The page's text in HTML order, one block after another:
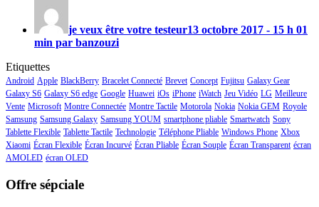
je veux être votre testeur13 octobre 2017 - 15 h 01
min par banzouzi
Etiquettes
Android Apple BlackBerry Bracelet Connecté Brevet Concept Fujitsu Galaxy Gear
Galaxy S6 Galaxy S6 edge Google Huawei iOs iPhone iWatch Jeu Vidéo LG Meilleure
Vente Microsoft Montre Connectée Montre Tactile Motorola Nokia Nokia GEM Royole
Samsung Samsung Galaxy Samsung YOUM smartphone pliable Smartwatch Sony
Tablette Flexible Tablette Tactile Technologie Téléphone Pliable Windows Phone Xbox
Xiaomi Écran Flexible Écran Incurvé Écran Pliable Écran Souple Écran Transparent écran
AMOLED écran OLED
Offre sépciale